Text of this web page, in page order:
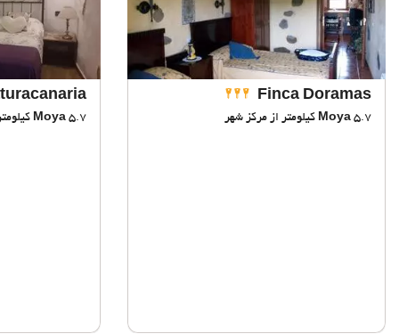
Finca Doramas
Moya 5.7 کیلومتر از مرکز شهر Moya 5.7 کیلومتر از مرکز شهر